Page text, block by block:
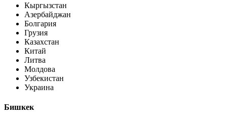
Кыргызстан
Азербайджан
Болгария
Грузия
Казахстан
Китай
Литва
Молдова
Узбекистан
Украина
Бишкек